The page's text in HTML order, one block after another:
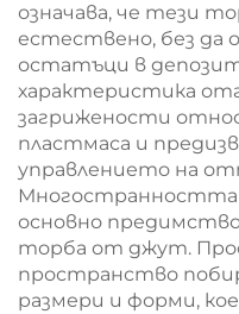
означава, че тези
естествено, без да
остатъци в
характеристика
загрижености
пластмаса и
управлението на
Многостранността
основно
торба от джут.
пространство
размери и форми,